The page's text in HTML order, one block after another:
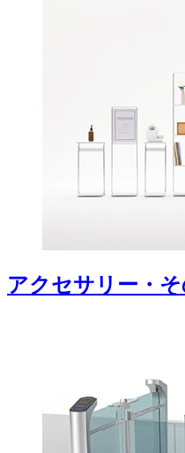
アクセサリー・